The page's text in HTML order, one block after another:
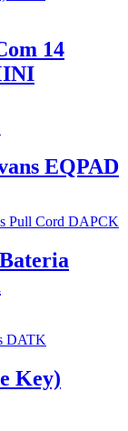
14
EQPAD
Key)